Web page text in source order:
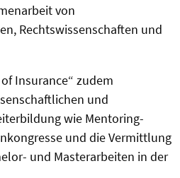
von
Rechtswissenschaften und
Insurance“ zudem
und
wie Mentoring-
und die Vermittlung
und Masterarbeiten in der